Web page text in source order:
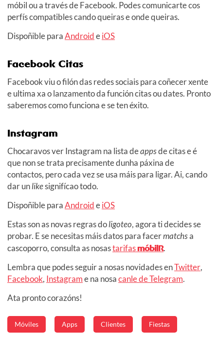
móbil ou a través de Facebook. Podes comunicarte cos
perfís compatibles cando queiras e onde queiras.
Dispoñible paraAndroideiOS
Facebook Citas
Facebook viu o filón das redes sociais para coñecer xente
e ultima xa o lanzamento da función citas ou dates. Pronto
saberemos como funciona e se ten éxito.
Instagram
Chocaravos ver Instagram na lista deappsde citas e é
que non se trata precisamente dunha páxina de
contactos, pero cada vez se usa máis para ligar. Ai, cando
dar unlikesignifícao todo.
Dispoñible paraAndroideiOS
Estas son as novas regras doligoteo, agora ti decides se
probar. E se necesitas máis datos para facermatchsa
cascoporro, consulta as nosastarifasmóbilR.
Lembra que podes seguir a nosas novidades enTwitter,
Facebook, Instagrame na nosacanle de Telegram.
Ata pronto corazóns!
Móviles Apps Clientes Fiestas